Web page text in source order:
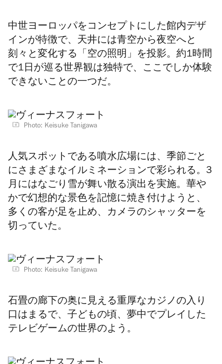
中世ヨーロッパをコンセプトにした館内デザ
インが特徴で、天井には青空から夜空へと
刻々と変化する「空の照明」を投影。約1時間
で1日が巡る世界観は独特で、ここでしか体験
できないことの一つだ。
Photo: Keisuke Tanigawa
人気スポットである噴水広場には、季節ごと
にさまざまなイルミネーションで彩られる。3
月にはなごり雪が舞い散る演出を実施。華や
かで幻想的な景色を記憶に焼き付けようと、
多くの客が足を止め、カメラのシャッターを
切っていた。
Photo: Keisuke Tanigawa
石畳の廊下の奥に見える重厚なカジノの入り
口はまるで、子どもの頃、夢中でプレイした
テレビゲームの世界のよう。